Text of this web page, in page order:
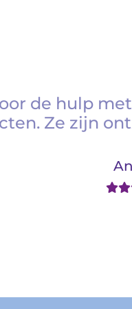
de hulp
Ze zijn